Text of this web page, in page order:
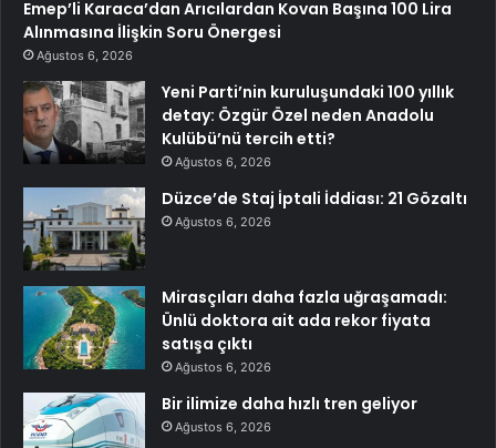
Emep’li Karaca’dan Arıcılardan Kovan Başına 100 Lira
Alınmasına İlişkin Soru Önergesi
Ağustos 6, 2026
Yeni Parti’nin kuruluşundaki 100 yıllık
detay: Özgür Özel neden Anadolu
Kulübü’nü tercih etti?
Ağustos 6, 2026
Düzce’de Staj İptali İddiası: 21 Gözaltı
Ağustos 6, 2026
Mirasçıları daha fazla uğraşamadı:
Ünlü doktora ait ada rekor fiyata
satışa çıktı
Ağustos 6, 2026
Bir ilimize daha hızlı tren geliyor
Ağustos 6, 2026